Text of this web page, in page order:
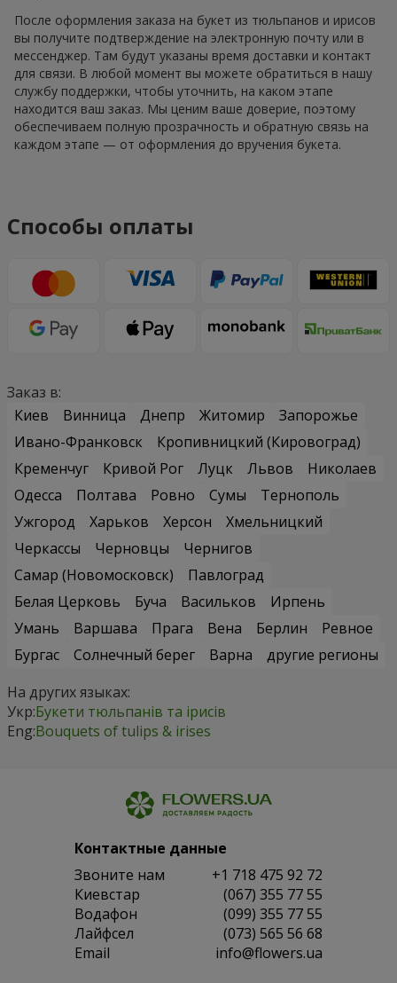
После оформления заказа на букет из тюльпанов и ирисов
вы получите подтверждение на электронную почту или в
мессенджер. Там будут указаны время доставки и контакт
для связи. В любой момент вы можете обратиться в нашу
службу поддержки, чтобы уточнить, на каком этапе
находится ваш заказ. Мы ценим ваше доверие, поэтому
обеспечиваем полную прозрачность и обратную связь на
каждом этапе — от оформления до вручения букета.
Способы оплаты
Заказ в:
Киев
Винница Днепр Житомир
Запорожье
Ивано-Франковск
Кропивницкий (Кировоград)
Кременчуг
Кривой Рог Луцк Львов
Николаев
Одесса
Полтава Ровно Сумы
Тернополь
Ужгород
Харьков Херсон
Хмельницкий
Черкассы
Черновцы
Чернигов
Самар (Новомосковск)
Павлоград
Белая Церковь
Буча Васильков
Ирпень
Умань
Варшава Прага Вена Берлин
Ревное
Бургас
Солнечный берег Варна
другие регионы
На других языках:
Укр:Букети тюльпанів та ірисів
Eng:Bouquets of tulips & irises
Контактные данные
Звоните нам
+1 718 475 92 72
Киевстар
(067) 355 77 55
Водафон
(099) 355 77 55
Лайфсел
(073) 565 56 68
Email
info@flowers.ua